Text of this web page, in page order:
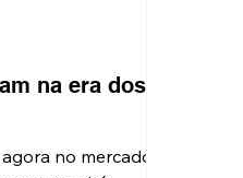
na era dos
no mercado